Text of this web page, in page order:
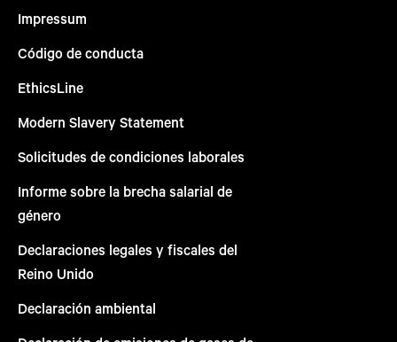
Impressum
Código de conducta
EthicsLine
Modern Slavery Statement
Solicitudes de condiciones laborales
Informe sobre la brecha salarial de
género
Declaraciones legales y fiscales del
Reino Unido
Declaración ambiental